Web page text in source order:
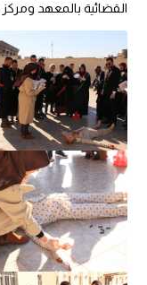
القضائية بالمعهد